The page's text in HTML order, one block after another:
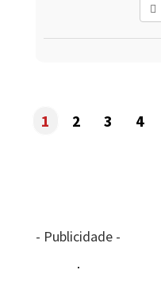
1 2 3 4
- Publicidade -